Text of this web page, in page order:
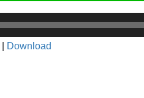
Download